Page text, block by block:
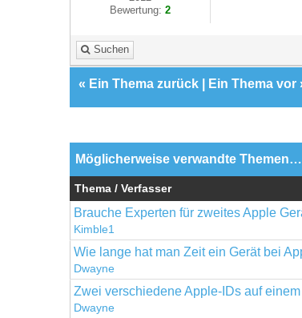
Bewertung:2
Suchen
« Ein Thema zurück Ein Thema vor
Möglicherweise verwandte Themen…
Thema / Verfasser
Brauche Experten für zweites Apple
Kimble1
Wie lange hat man Zeit ein Gerät bei
Dwayne
Zwei verschiedene Apple-IDs auf
Dwayne